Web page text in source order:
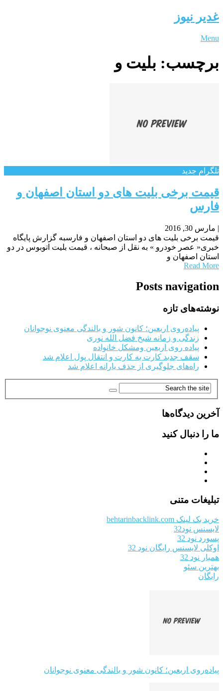
غدیر نیوز
Menu
برچسب: بلیت و
تلگرام جدید
قیمت برخی بلیت های دو استان اصفهان و
فارس
| مارس 30, 2016
قیمت برخی بلیت های دو استان اصفهان و فارسبه گزارش پایگاه
خبری« عصر خودرو » به نقل از صبحانه ، قیمت بلیت اتوبوس در دو
استان اصفهان و
Read More
Posts navigation
نوشته‌های تازه
پیاده‌روی اربعین؛ کانون شور و بالندگی معنوی نوجوانان
زندگی و زمانه شیخ فضل الله نوری
پیاده روی اربعین ومشکل خانواده
سقف جدید کارت به کارت و انتقال پول اعلام شد
راه‌های جلوگیری از حذف یارانه اعلام شد
آخرین دیدگاه‌ها
ما را دنبال کنید
تبلیغات متنی
خرید بک لینک behtarinbacklink.com
لایسنس نود32
پسورد نود 32
اوکلی لایسنس رایگان نود 32
همیار نود 32
بهترین سئو
رایگان
پیاده‌روی اربعین؛ کانون شور و بالندگی معنوی نوجوانان